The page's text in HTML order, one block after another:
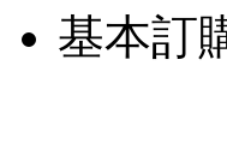
基本訂